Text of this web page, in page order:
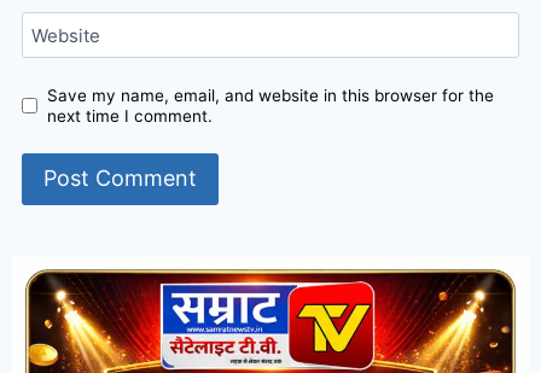
Website
Save my name, email, and website in this browser for the
next time I comment.